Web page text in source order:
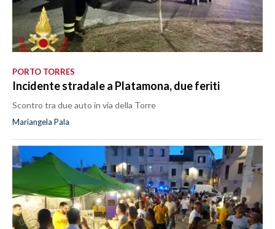
PORTO TORRES
Incidente stradale a Platamona, due feriti
Scontro tra due auto in via della Torre
Mariangela Pala